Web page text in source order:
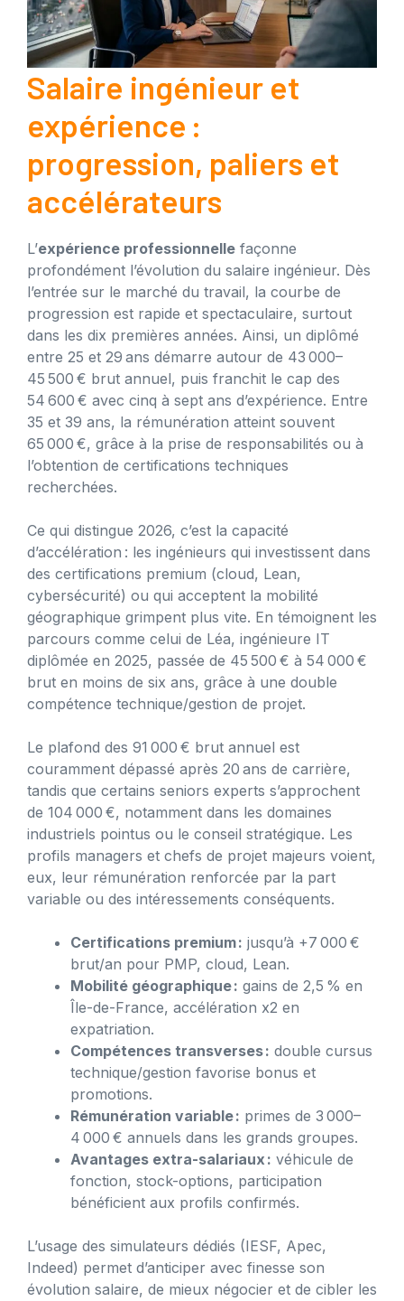
Salaire ingénieur et
expérience :
progression, paliers et
accélérateurs
L’expérience professionnelle façonne
profondément l’évolution du salaire ingénieur. Dès
l’entrée sur le marché du travail, la courbe de
progression est rapide et spectaculaire, surtout
dans les dix premières années. Ainsi, un diplômé
entre 25 et 29 ans démarre autour de 43 000–
45 500 € brut annuel, puis franchit le cap des
54 600 € avec cinq à sept ans d’expérience. Entre
35 et 39 ans, la rémunération atteint souvent
65 000 €, grâce à la prise de responsabilités ou à
l’obtention de certifications techniques
recherchées.
Ce qui distingue 2026, c’est la capacité
d’accélération : les ingénieurs qui investissent dans
des certifications premium (cloud, Lean,
cybersécurité) ou qui acceptent la mobilité
géographique grimpent plus vite. En témoignent les
parcours comme celui de Léa, ingénieure IT
diplômée en 2025, passée de 45 500 € à 54 000 €
brut en moins de six ans, grâce à une double
compétence technique/gestion de projet.
Le plafond des 91 000 € brut annuel est
couramment dépassé après 20 ans de carrière,
tandis que certains seniors experts s’approchent
de 104 000 €, notamment dans les domaines
industriels pointus ou le conseil stratégique. Les
profils managers et chefs de projet majeurs voient,
eux, leur rémunération renforcée par la part
variable ou des intéressements conséquents.
Certifications premium : jusqu’à +7 000 €
brut/an pour PMP, cloud, Lean.
Mobilité géographique : gains de 2,5 % en
Île-de-France, accélération x2 en
expatriation.
Compétences transverses : double cursus
technique/gestion favorise bonus et
promotions.
Rémunération variable : primes de 3 000–
4 000 € annuels dans les grands groupes.
Avantages extra-salariaux : véhicule de
fonction, stock-options, participation
bénéficient aux profils confirmés.
L’usage des simulateurs dédiés (IESF, Apec,
Indeed) permet d’anticiper avec finesse son
évolution salaire, de mieux négocier et de cibler les